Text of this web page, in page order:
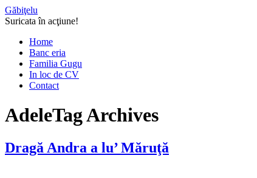
Găbiţelu
Suricata în acţiune!
Home
Banc eria
Familia Gugu
In loc de CV
Contact
AdeleTag Archives
Dragă Andra a lu’ Măruţă